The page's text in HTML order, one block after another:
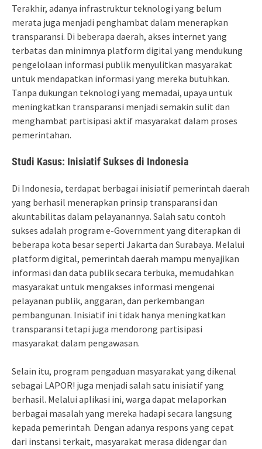
Terakhir, adanya infrastruktur teknologi yang belum
merata juga menjadi penghambat dalam menerapkan
transparansi. Di beberapa daerah, akses internet yang
terbatas dan minimnya platform digital yang mendukung
pengelolaan informasi publik menyulitkan masyarakat
untuk mendapatkan informasi yang mereka butuhkan.
Tanpa dukungan teknologi yang memadai, upaya untuk
meningkatkan transparansi menjadi semakin sulit dan
menghambat partisipasi aktif masyarakat dalam proses
pemerintahan.
Studi Kasus: Inisiatif Sukses di Indonesia
Di Indonesia, terdapat berbagai inisiatif pemerintah daerah
yang berhasil menerapkan prinsip transparansi dan
akuntabilitas dalam pelayanannya. Salah satu contoh
sukses adalah program e-Government yang diterapkan di
beberapa kota besar seperti Jakarta dan Surabaya. Melalui
platform digital, pemerintah daerah mampu menyajikan
informasi dan data publik secara terbuka, memudahkan
masyarakat untuk mengakses informasi mengenai
pelayanan publik, anggaran, dan perkembangan
pembangunan. Inisiatif ini tidak hanya meningkatkan
transparansi tetapi juga mendorong partisipasi
masyarakat dalam pengawasan.
Selain itu, program pengaduan masyarakat yang dikenal
sebagai LAPOR! juga menjadi salah satu inisiatif yang
berhasil. Melalui aplikasi ini, warga dapat melaporkan
berbagai masalah yang mereka hadapi secara langsung
kepada pemerintah. Dengan adanya respons yang cepat
dari instansi terkait, masyarakat merasa didengar dan